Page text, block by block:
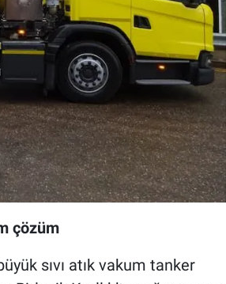
çözüm
sıvı atık vakum tanker